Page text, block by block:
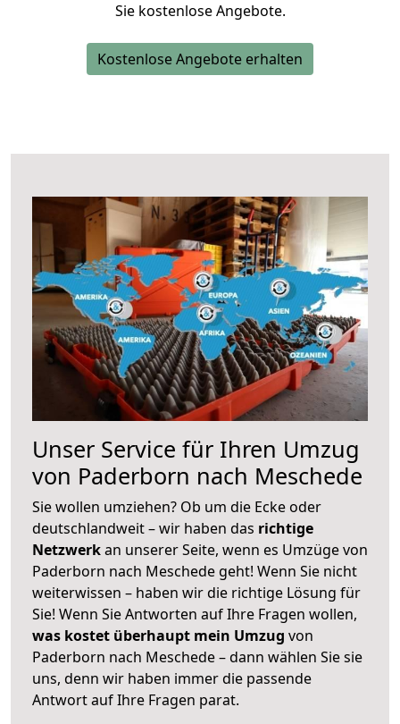
Sie kostenlose Angebote.
Kostenlose Angebote erhalten
Unser Service für Ihren Umzug
von Paderborn nach Meschede
Sie wollen umziehen? Ob um die Ecke oder
deutschlandweit – wir haben das richtige
Netzwerkan unserer Seite, wenn es Umzüge von
Paderborn nach Meschede geht! Wenn Sie nicht
weiterwissen – haben wir die richtige Lösung für
Sie! Wenn Sie Antworten auf Ihre Fragen wollen,
was kostet überhaupt mein Umzug von
Paderborn nach Meschede – dann wählen Sie sie
uns, denn wir haben immer die passende
Antwort auf Ihre Fragen parat.